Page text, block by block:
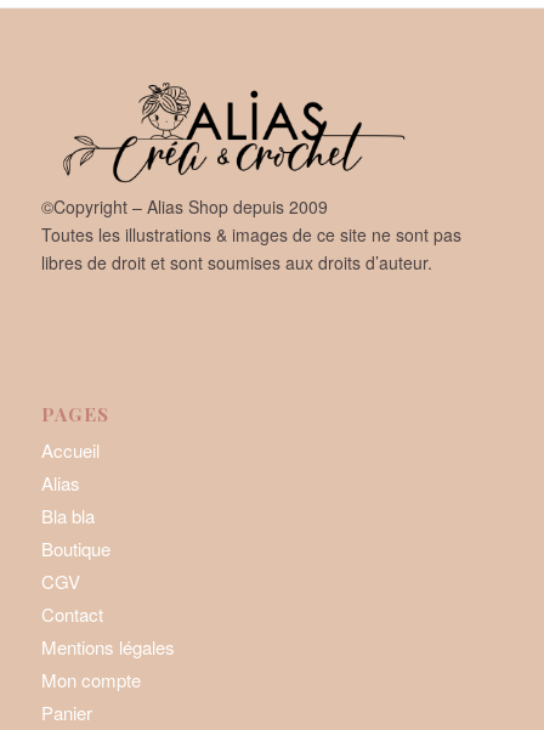
©Copyright – Alias Shop depuis 2009
Toutes les illustrations & images de ce site ne sont pas
libres de droit et sont soumises aux droits d’auteur.
PAGES
Accueil
Alias
Bla bla
Boutique
CGV
Contact
Mentions légales
Mon compte
Panier